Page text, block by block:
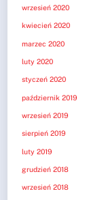
wrzesień 2020
kwiecień 2020
marzec 2020
luty 2020
styczeń 2020
październik 2019
wrzesień 2019
sierpień 2019
luty 2019
grudzień 2018
wrzesień 2018